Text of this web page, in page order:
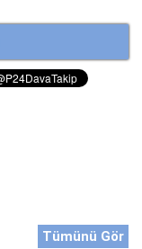
Tümünü Gör